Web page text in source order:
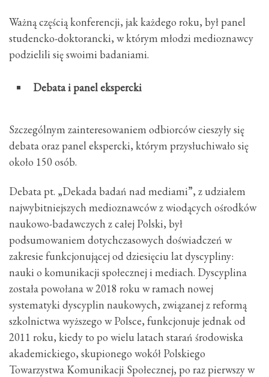
Ważną częścią konferencji, jak każdego roku, był panel
studencko-doktorancki, w którym młodzi medioznawcy
podzielili się swoimi badaniami.
Debata i panel ekspercki
Szczególnym zainteresowaniem odbiorców cieszyły się
debata oraz panel ekspercki, którym przysłuchiwało się
około 150 osób.
Debata pt. „Dekada badań nad mediami”, z udziałem
najwybitniejszych medioznawców z wiodących ośrodków
naukowo-badawczych z całej Polski, był
podsumowaniem dotychczasowych doświadczeń w
zakresie funkcjonującej od dziesięciu lat dyscypliny:
nauki o komunikacji społecznej i mediach. Dyscyplina
została powołana w 2018 roku w ramach nowej
systematyki dyscyplin naukowych, związanej z reformą
szkolnictwa wyższego w Polsce, funkcjonuje jednak od
2011 roku, kiedy to po wielu latach starań środowiska
akademickiego, skupionego wokół Polskiego
Towarzystwa Komunikacji Społecznej, po raz pierwszy w